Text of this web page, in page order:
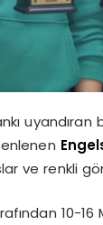
uyandıran
ve renkli
10-16